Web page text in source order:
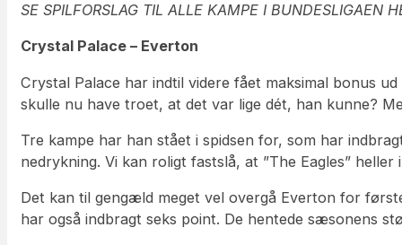
SE SPILFORSLAG TIL ALLE KAMPE I BUNDESLIGAEN
Crystal Palace – Everton
Crystal Palace har indtil videre fået maksimal bonus
skulle nu have troet, at det var lige dét, han kunne?
Tre kampe har han stået i spidsen for, som har
nedrykning. Vi kan roligt fastslå, at ”The Eagles”
Det kan til gengæld meget vel overgå Everton for
har også indbragt seks point. De hentede sæsonens